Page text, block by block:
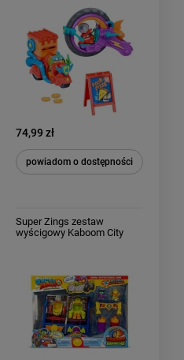
74,99 zł
powiadom o dostępności
Super Zings zestaw
wyścigowy Kaboom City